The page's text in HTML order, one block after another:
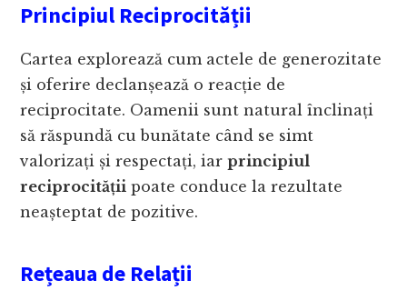
Principiul Reciprocității
Cartea explorează cum actele de generozitate
și oferire declanșează o reacție de
reciprocitate. Oamenii sunt natural înclinați
să răspundă cu bunătate când se simt
valorizați și respectați, iarprincipiul
reciprocității poate conduce la rezultate
neașteptat de pozitive.
Rețeaua de Relații